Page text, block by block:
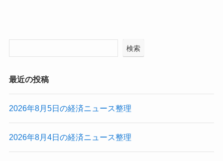
検索
最近の投稿
2026年8月5日の経済ニュース整理
2026年8月4日の経済ニュース整理